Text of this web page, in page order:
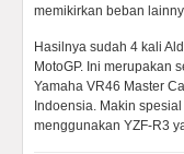
memikirkan beban
Hasilnya sudah 4 kali
MotoGP. Ini merupakan
Yamaha VR46 Master
Indoensia. Makin
menggunakan YZF-R3